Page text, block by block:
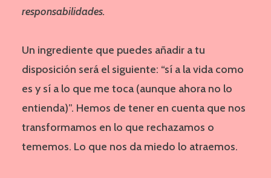
responsabilidades.
Un ingrediente que puedes añadir a tu
disposición será el siguiente: “sí a la vida como
es y sí a lo que me toca (aunque ahora no lo
entienda)”. Hemos de tener en cuenta que nos
transformamos en lo que rechazamos o
tememos. Lo que nos da miedo lo atraemos.